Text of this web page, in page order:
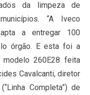
da limpeza de
“A Iveco
a entregar 100
órgão. E esta foi a
260E28 feita
Cavalcanti, diretor
Completa”) de